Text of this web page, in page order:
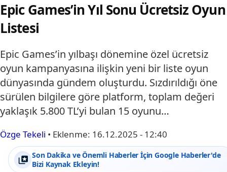
Epic Games’in Yıl Sonu Ücretsiz Oyun
Listesi
Epic Games’in yılbaşı dönemine özel ücretsiz
oyun kampanyasına ilişkin yeni bir liste oyun
dünyasında gündem oluşturdu. Sızdırıldığı öne
sürülen bilgilere göre platform, toplam değeri
yaklaşık 5.800 TL’yi bulan 15 oyunu…
Özge Tekeli • Eklenme: 16.12.2025 - 12:40
Son Dakika ve Önemli Haberler İçin Google Haberler'de
Bizi Kaynak Ekleyin!